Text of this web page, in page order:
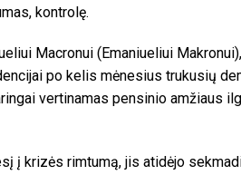
kontrolę.
Macronui (Emaniueliui
po kelis mėnesius trukusių
vertinamas pensinio amžiaus
į krizės rimtumą, jis atidėjo